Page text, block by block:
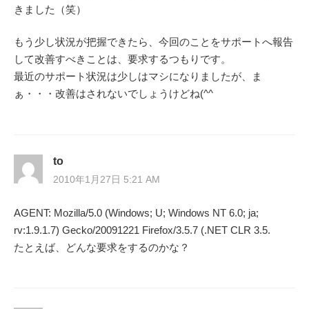
きました（笑）
もう少し状況が把握できたら、今回のことをサポートへ報告
して改善すべきことは、要求するつもりです。
最近のサポート状況は少しはマシになりましたが、ま
ぁ・・・改善はされないでしょうけどね(^^ゞ
to
2010年1月27日 5:21 AM
AGENT: Mozilla/5.0 (Windows; U; Windows NT 6.0; ja;
rv:1.9.1.7) Gecko/20091221 Firefox/3.5.7 (.NET CLR 3.5.
たとえば、どんな要求をするのかな？